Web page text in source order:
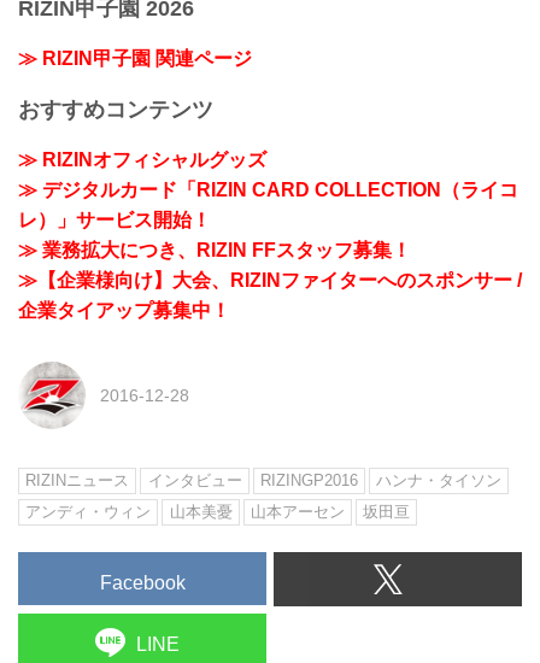
RIZIN甲子園 2026
≫ RIZIN甲子園 関連ページ
おすすめコンテンツ
≫ RIZINオフィシャルグッズ
≫ デジタルカード「RIZIN CARD COLLECTION（ライコ
レ）」サービス開始！
≫ 業務拡大につき、RIZIN FFスタッフ募集！
≫【企業様向け】大会、RIZINファイターへのスポンサー /
企業タイアップ募集中！
2016-12-28
RIZINニュース インタビュー RIZINGP2016
ハンナ・タイソン
アンディ・ウィン
山本美憂 山本アーセン 坂田亘
Facebook
LINE